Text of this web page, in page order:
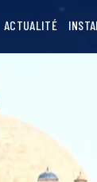
ACTUALITÉ